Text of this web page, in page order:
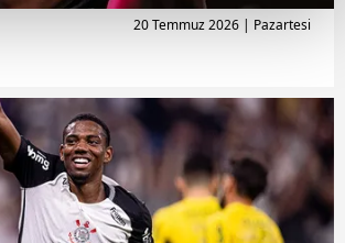
sizlere hatırlatmak isteriz.
hedefli reklamlar
hizmet sunabilmek için İnternet
ve üçüncü kişilere ait çerezler
Bu çerezler vasıtasıyla çeşitli kişisel
20 Temmuz 2026 | Pazartesi